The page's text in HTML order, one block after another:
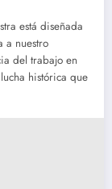
está diseñada
a nuestro
del trabajo en
histórica que